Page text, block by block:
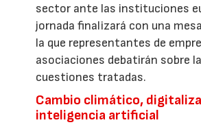
sector ante las instituciones
jornada finalizará con una
la que representantes de
asociaciones debatirán sobre
cuestiones tratadas.
Cambio climático,
inteligencia artificial